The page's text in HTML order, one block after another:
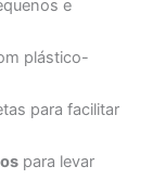
e
plástico-
para facilitar
para levar